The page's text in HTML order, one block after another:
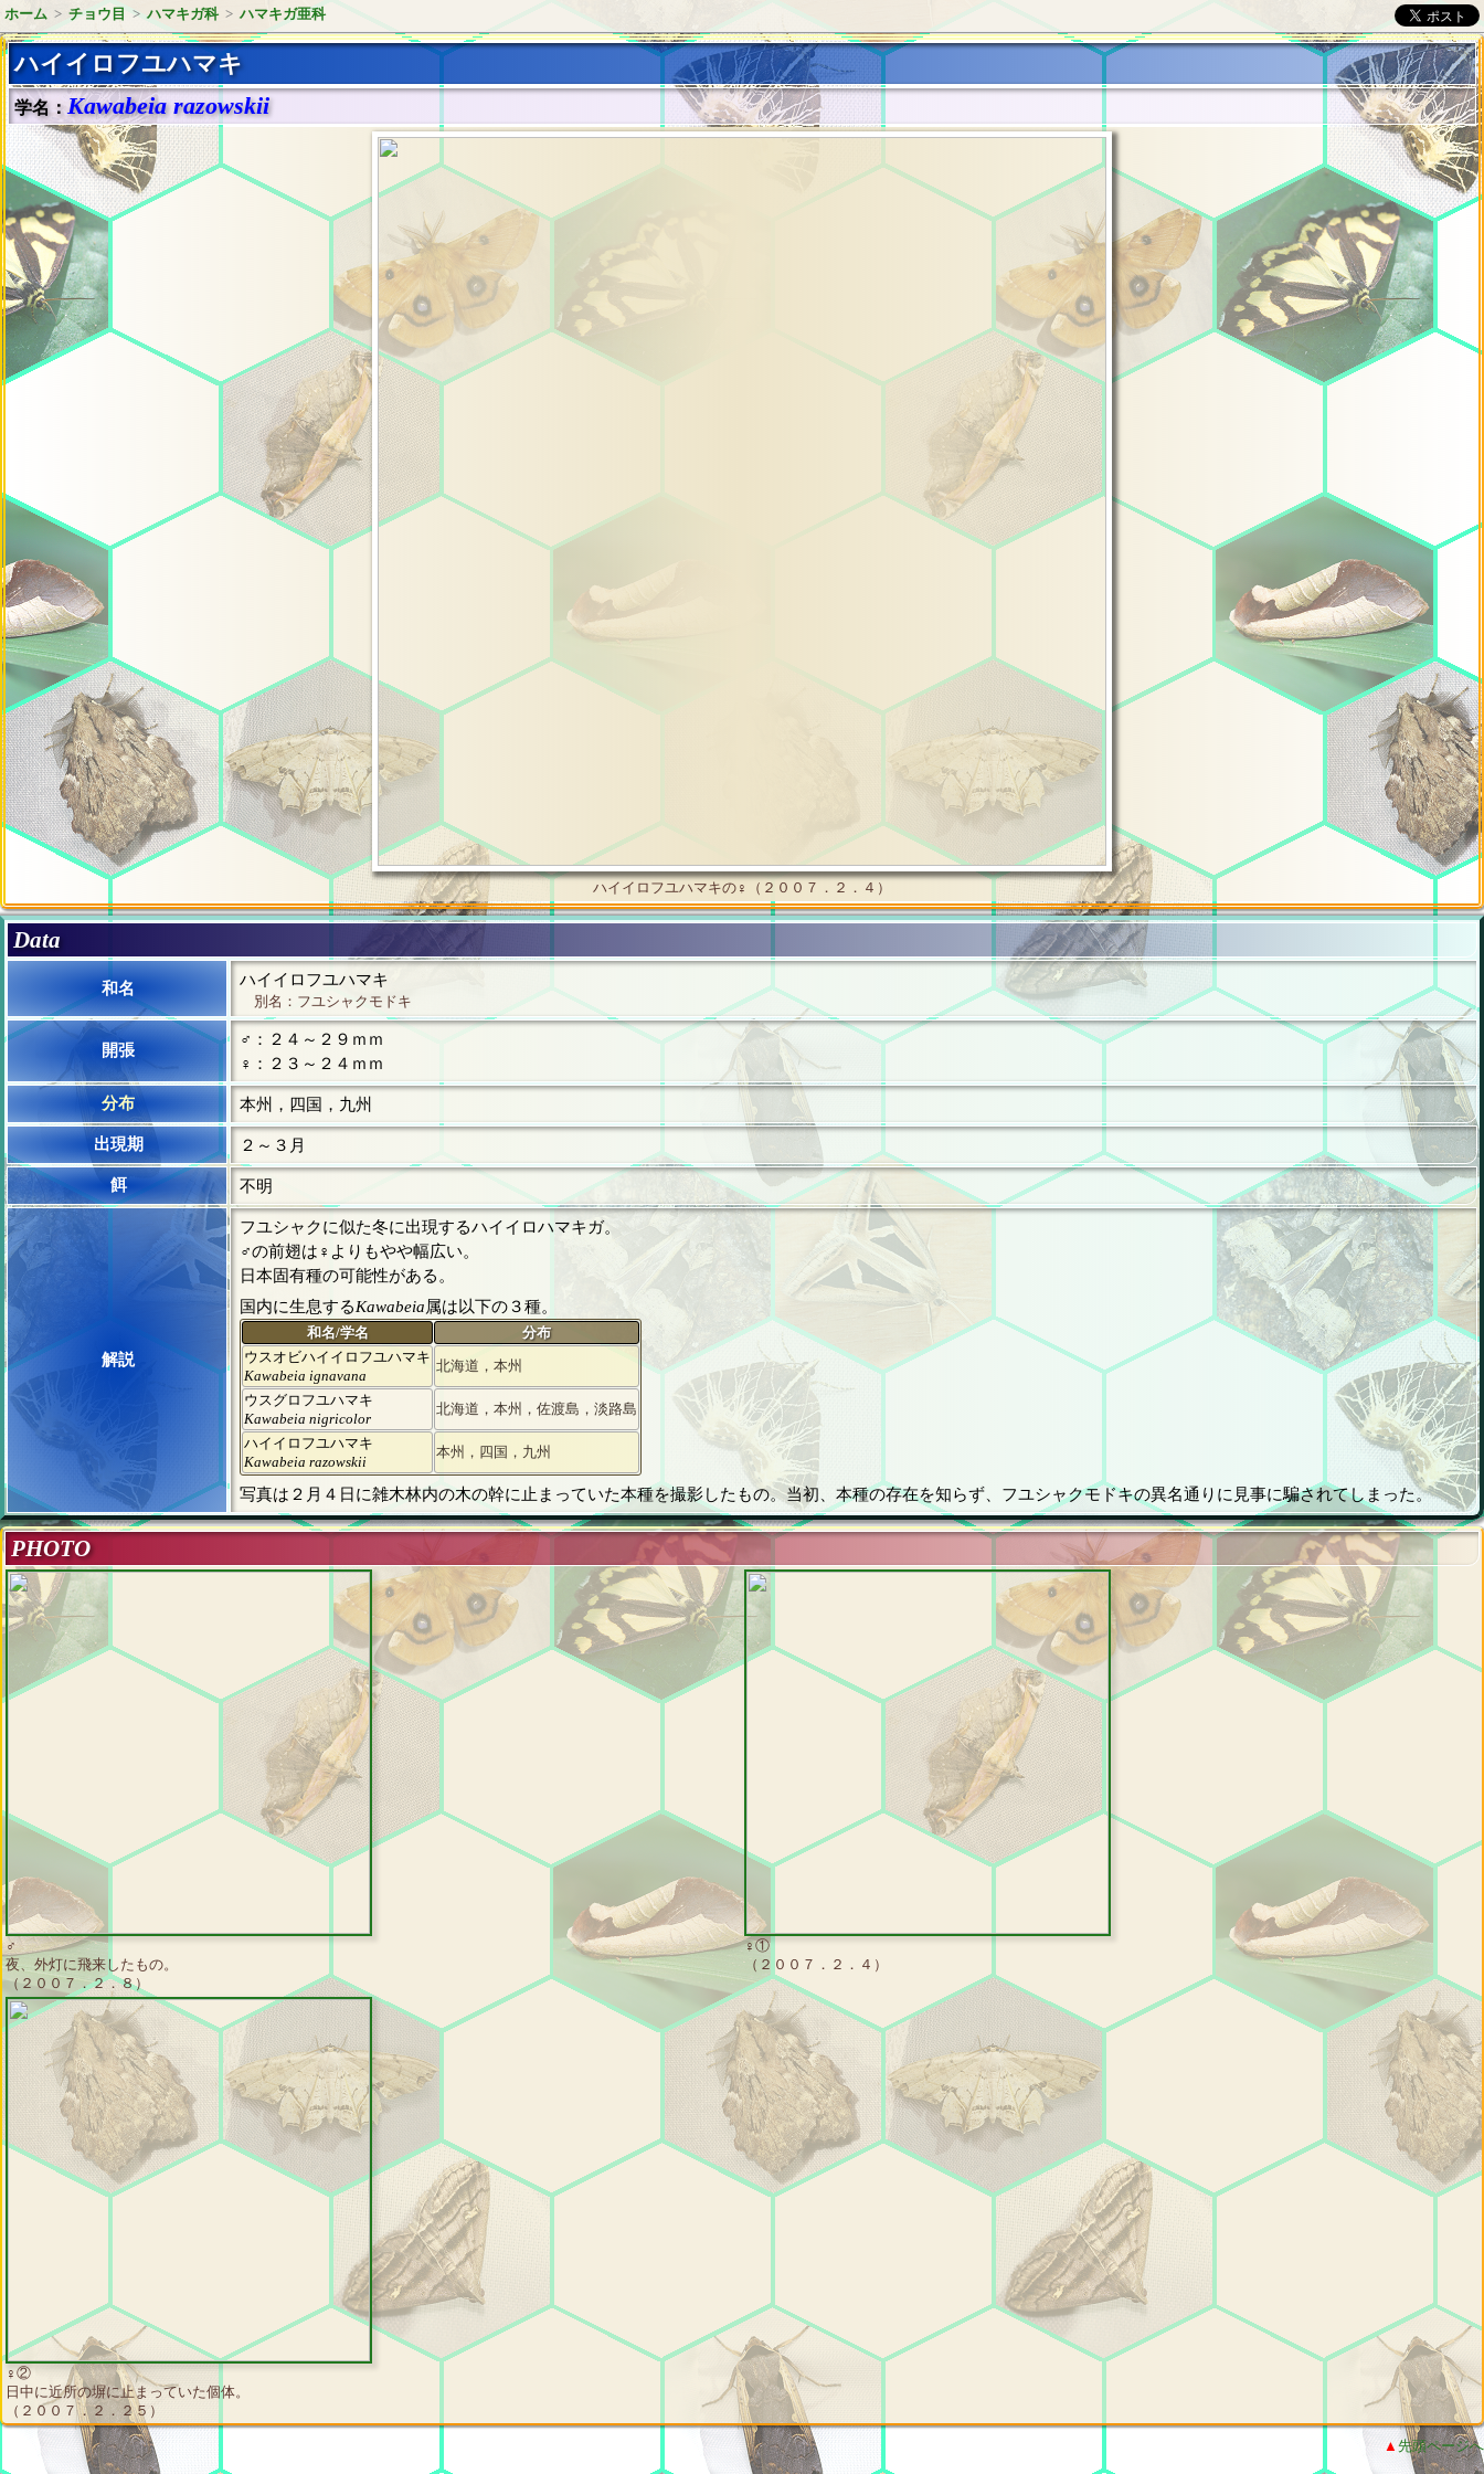
ホーム > チョウ目 > ハマキガ科 > ハマキガ亜科
ハイイロフユハマキ
学名： Kawabeia razowskii
ハイイロフユハマキの♀（２００７．２．４）
Data
和名 ハイイロフユハマキ
別名：フユシャクモドキ
開張
♂：２４～２９ｍｍ
♀：２３～２４ｍｍ
分布 本州，四国，九州
出現期 ２～３月
餌 不明
解説
フユシャクに似た冬に出現するハイイロハマキガ。
♂の前翅は♀よりもやや幅広い。
日本固有種の可能性がある。
国内に生息するKawabeia属は以下の３種。
和名/学名
分布
ウスオビハイイロフユハマキ
Kawabeia ignavana
北海道，本州
ウスグロフユハマキ
Kawabeia nigricolor
北海道，本州，佐渡島，淡路島
ハイイロフユハマキ
Kawabeia razowskii
本州，四国，九州
写真は２月４日に雑木林内の木の幹に止まっていた本種を撮影したもの。当初、本種の存在を知らず、フユシャクモドキの異名通りに見事に騙されてしまった。
PHOTO
♂
夜、外灯に飛来したもの。
（２００７．２．８）
♀①
（２００７．２．４）
♀②
日中に近所の塀に止まっていた個体。
（２００７．２．２５）
▲ 先頭ページへ